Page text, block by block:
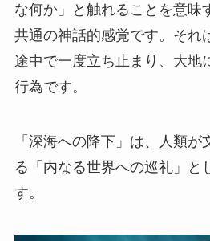
な何か」と触れることを意
共通の神話的感覚です。それ
途中で一度立ち止まり、大地
行為です。
「深海への降下」は、人類
る「内なる世界への巡礼」と
す。